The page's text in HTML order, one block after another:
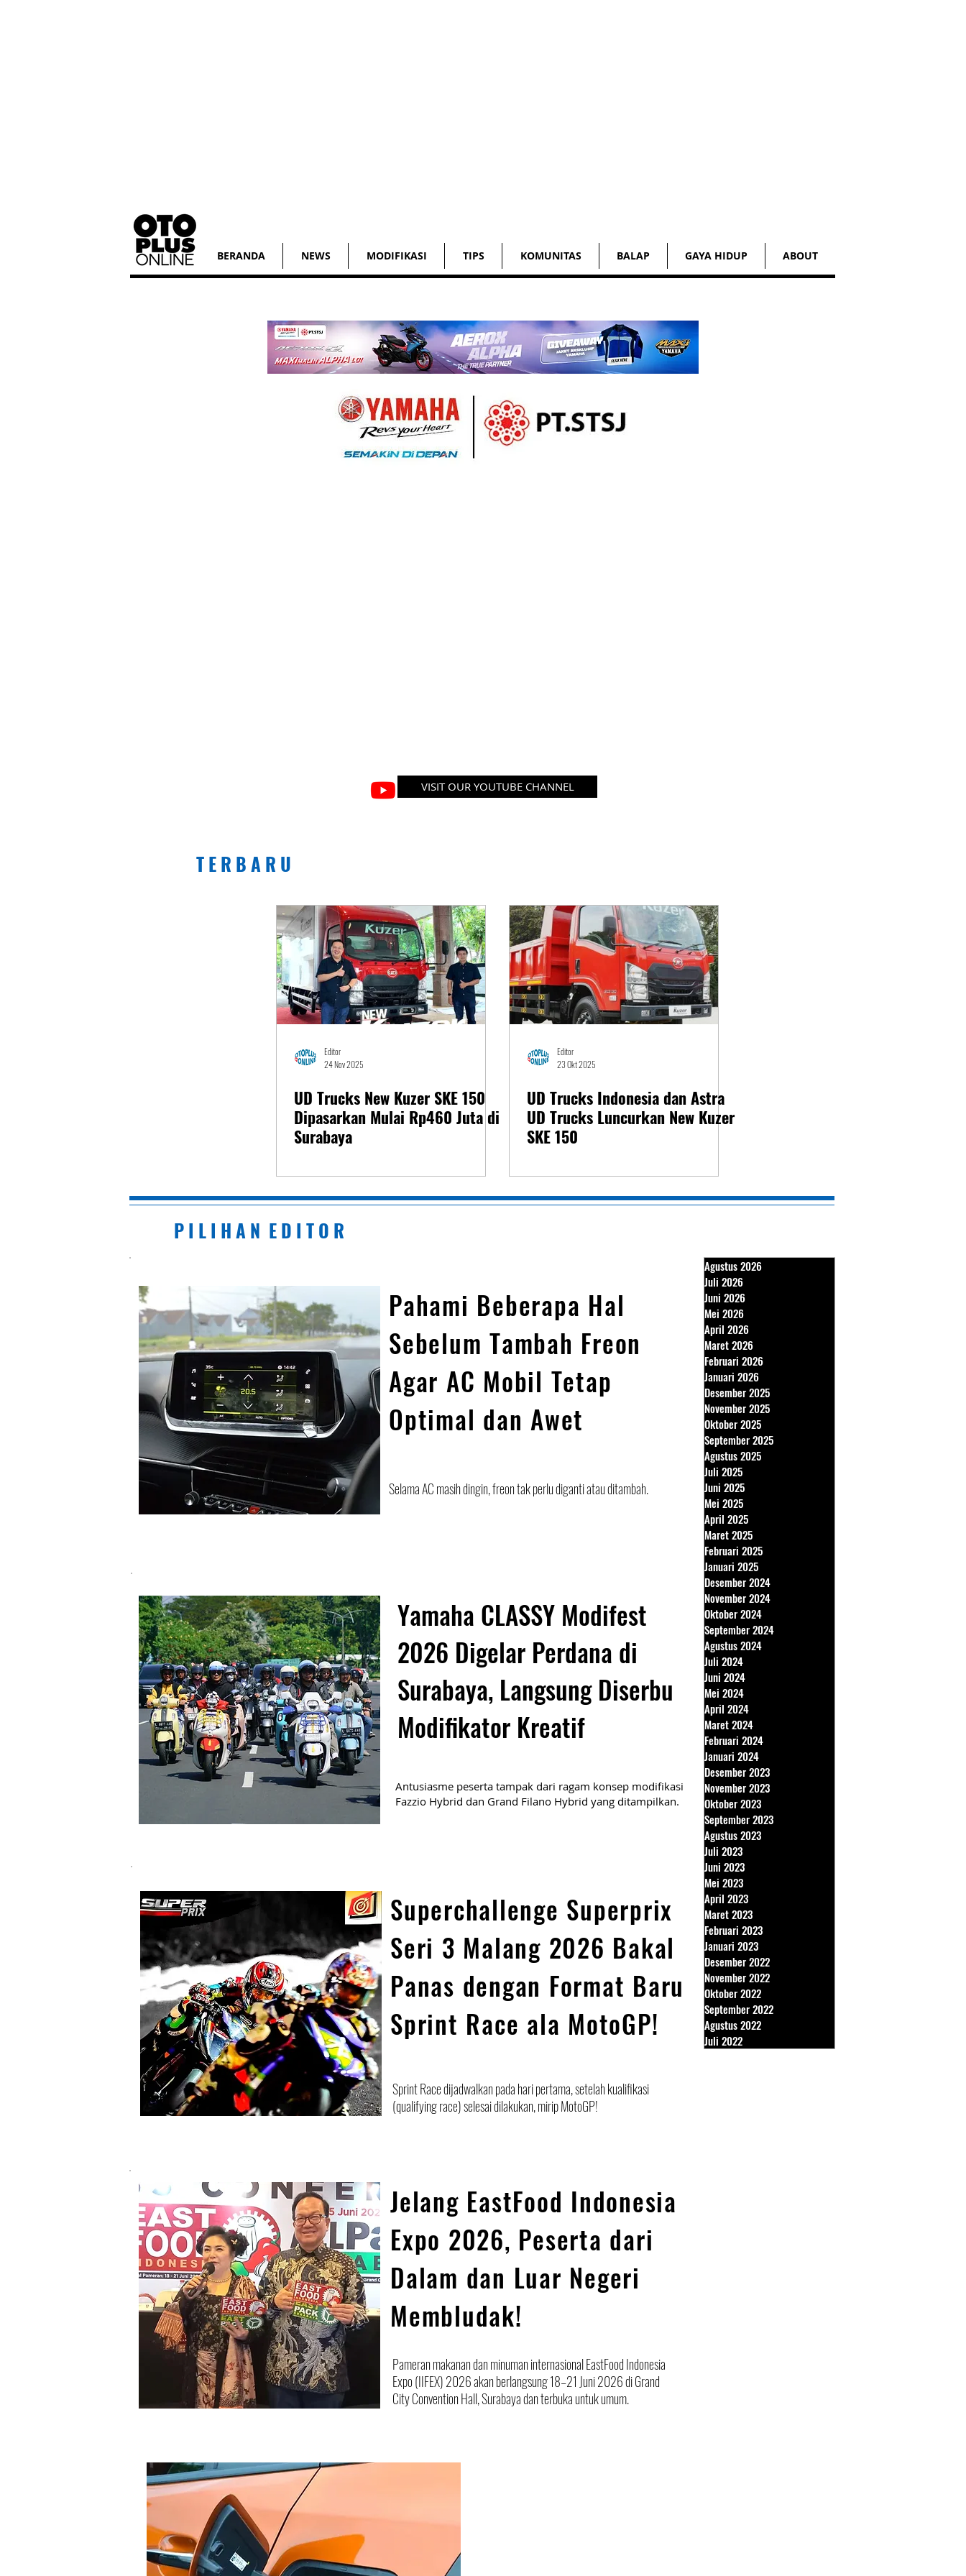
BERANDA NEWS MODIFIKASI TIPS KOMUNITAS BALAP GAYA HIDUP ABOUT
VISIT OUR YOUTUBE CHANNEL
T E R B A R U
Editor
24 Nov 2025
UD Trucks New Kuzer SKE 150
Dipasarkan Mulai Rp460 Juta di
Surabaya
Editor
23 Okt 2025
UD Trucks Indonesia dan Astra
UD Trucks Luncurkan New Kuzer
SKE 150
P I L I H A N E D I T O R
Pahami Beberapa Hal
Sebelum Tambah Freon
Agar AC Mobil Tetap
Optimal dan Awet
Selama AC masih dingin, freon tak perlu diganti atau ditambah.
Yamaha CLASSY Modifest
2026 Digelar Perdana di
Surabaya, Langsung Diserbu
Modifikator Kreatif
Antusiasme peserta tampak dari ragam konsep modifikasi
Fazzio Hybrid dan Grand Filano Hybrid yang ditampilkan.
Superchallenge Superprix
Seri 3 Malang 2026 Bakal
Panas dengan Format Baru
Sprint Race ala MotoGP!
Sprint Race dijadwalkan pada hari pertama, setelah kualifikasi
(qualifying race) selesai dilakukan, mirip MotoGP!
Jelang EastFood Indonesia
Expo 2026, Peserta dari
Dalam dan Luar Negeri
Membludak!
Pameran makanan dan minuman internasional EastFood Indonesia
Expo (IIFEX) 2026 akan berlangsung 18–21 Juni 2026 di Grand
City Convention Hall, Surabaya dan terbuka untuk umum.
Agustus 2026
Juli 2026
Juni 2026
Mei 2026
April 2026
Maret 2026
Februari 2026
Januari 2026
Desember 2025
November 2025
Oktober 2025
September 2025
Agustus 2025
Juli 2025
Juni 2025
Mei 2025
April 2025
Maret 2025
Februari 2025
Januari 2025
Desember 2024
November 2024
Oktober 2024
September 2024
Agustus 2024
Juli 2024
Juni 2024
Mei 2024
April 2024
Maret 2024
Februari 2024
Januari 2024
Desember 2023
November 2023
Oktober 2023
September 2023
Agustus 2023
Juli 2023
Juni 2023
Mei 2023
April 2023
Maret 2023
Februari 2023
Januari 2023
Desember 2022
November 2022
Oktober 2022
September 2022
Agustus 2022
Juli 2022